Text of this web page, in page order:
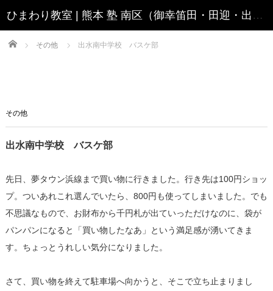
Home その他 出水南中学校 バスケ部
その他
出水南中学校 バスケ部
先日、夢タウン浜線まで買い物に行きました。行き先は100円ショッ
プ。ついあれこれ選んでいたら、800円も使ってしまいました。でも
不思議なもので、お財布から千円札が出ていっただけなのに、袋が
パンパンになると「買い物したなあ」という満足感が湧いてきま
す。ちょっとうれしい気分になりました。
さて、買い物を終えて駐車場へ向かうと、そこで立ち止まりまし